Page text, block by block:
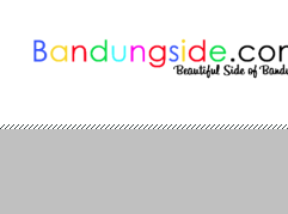
content
Bandung Side